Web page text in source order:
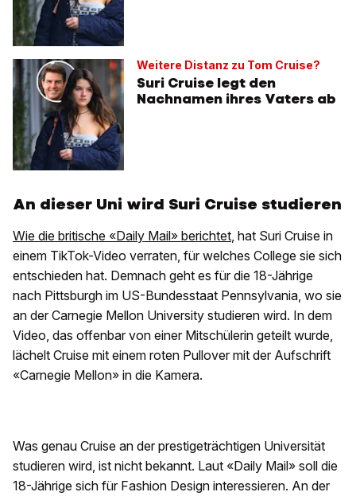
Weitere Distanz zu Tom Cruise?
Suri Cruise legt den
Nachnamen ihres Vaters ab
An dieser Uni wird Suri Cruise studieren
Wie die britische «Daily Mail» berichtet , hat Suri Cruise in
einem TikTok-Video verraten, für welches College sie sich
entschieden hat. Demnach geht es für die 18-Jährige
nach Pittsburgh im US-Bundesstaat Pennsylvania, wo sie
an der Carnegie Mellon University studieren wird. In dem
Video, das offenbar von einer Mitschülerin geteilt wurde,
lächelt Cruise mit einem roten Pullover mit der Aufschrift
«Carnegie Mellon» in die Kamera.
Was genau Cruise an der prestigeträchtigen Universität
studieren wird, ist nicht bekannt. Laut «Daily Mail» soll die
18-Jährige sich für Fashion Design interessieren. An der